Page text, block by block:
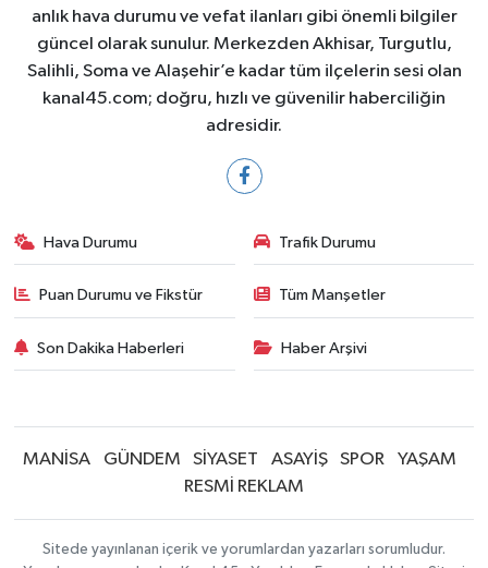
anlık hava durumu ve vefat ilanları gibi önemli bilgiler
güncel olarak sunulur. Merkezden Akhisar, Turgutlu,
Salihli, Soma ve Alaşehir’e kadar tüm ilçelerin sesi olan
kanal45.com; doğru, hızlı ve güvenilir haberciliğin
adresidir.
Hava Durumu Trafik Durumu
Puan Durumu ve Fikstür Tüm Manşetler
Son Dakika Haberleri Haber Arşivi
MANİSA GÜNDEM SİYASET ASAYİŞ SPOR
YAŞAM
RESMİ REKLAM
Sitede yayınlanan içerik ve yorumlardan yazarları sorumludur.